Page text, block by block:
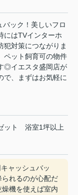
ック！美しいフロ
にはTVインターホ
犯対策につながりま
ペット飼育可の物件
◎イエスタ盛岡店が
で、まずはお気軽に
ット 浴室1坪以上
ャッシュバッ
れるのが心配だ
機を使えば室内